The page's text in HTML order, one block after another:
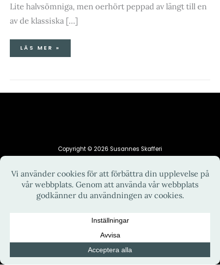
Lite halvsömniga, men oerhört peppad av längt till en
av de klassiska […]
LÄS MER »
Copyright © 2026 Susannes Skafferi
HEM INTEGRITETSPOLICY
KONTAKT
OM MIG
RECEPT